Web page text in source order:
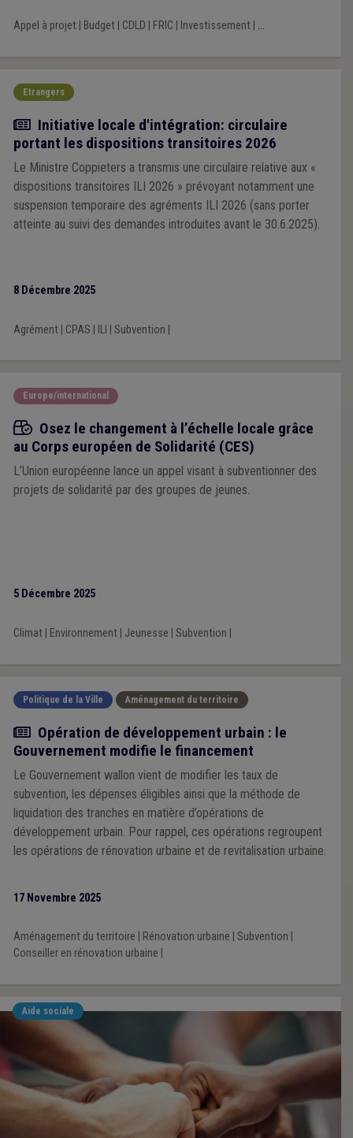
années.
Appel à projet| Budget| CDLD FRIC Investissement| ...
Etrangers
Actualité
Initiative locale d'intégration: circulaire
portant les dispositions transitoires 2026
Le Ministre Coppieters a transmis une circulaire relative aux «
dispositions transitoires ILI 2026 » prévoyant notamment une
suspension temporaire des agréments ILI 2026 (sans porter
atteinte au suivi des demandes introduites avant le 30.6.2025).
8 Décembre 2025
Agrément| CPAS ILI Subvention
Europe/international
Appels à projets
Osez le changement à l’échelle locale grâce
au Corps européen de Solidarité (CES)
L’Union européenne lance un appel visant à subventionner des
projets de solidarité par des groupes de jeunes.
5 Décembre 2025
Climat| Environnement| Jeunesse Subvention
Politique de la Ville Aménagement du territoire
Actualité
Opération de développement urbain : le
Gouvernement modifie le financement
Le Gouvernement wallon vient de modifier les taux de
subvention, les dépenses éligibles ainsi que la méthode de
liquidation des tranches en matière d’opérations de
développement urbain. Pour rappel, ces opérations regroupent
les opérations de rénovation urbaine et de revitalisation urbaine.
17 Novembre 2025
Aménagement du territoire Rénovation urbaine Subvention
Conseiller en rénovation urbaine
Aide sociale